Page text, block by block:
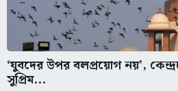
‘যুবদের উপর বলপ্রয়োগ নয়’,
সুপ্রিম...